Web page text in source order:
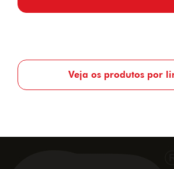
Veja os produtos por